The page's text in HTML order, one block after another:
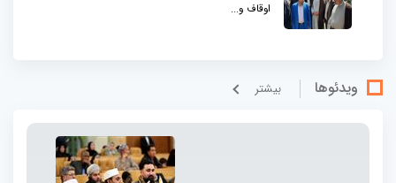
اوقاف و...
ویدئوها بيشتر